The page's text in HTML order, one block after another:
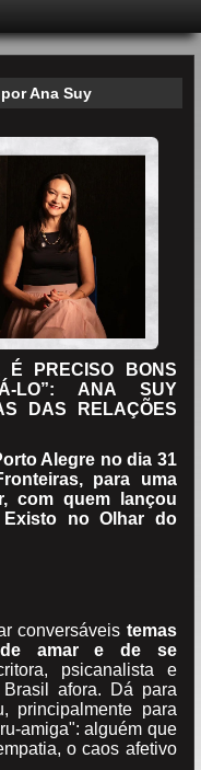
Ana Suy
É PRECISO BONS
LO”: ANA SUY
DAS RELAÇÕES
Alegre no dia 31
para uma
com quem lançou
no Olhar do
conversáveis temas
de amar e de se
psicanalista e
afora. Dá para
principalmente para
amiga": alguém que
o caos afetivo